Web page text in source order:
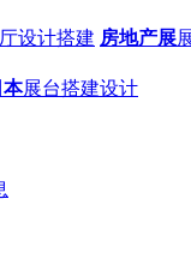
设计搭建 房地产展
本展台搭建设计